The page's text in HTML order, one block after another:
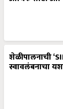
शेळीपालनाची
स्वावलंबनाचा